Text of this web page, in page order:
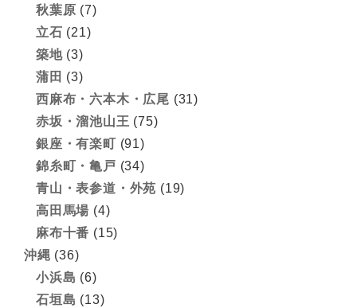
秋葉原 (7)
立石 (21)
築地(3)
蒲田 (3)
西麻布・六本木・広尾 (31)
赤坂・溜池山王 (75)
銀座・有楽町 (91)
錦糸町・亀戸 (34)
青山・表参道・外苑 (19)
高田馬場 (4)
麻布十番 (15)
沖縄 (36)
小浜島 (6)
石垣島 (13)